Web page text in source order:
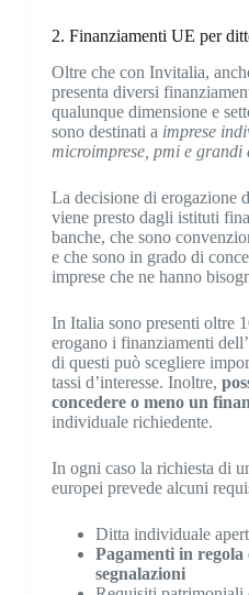
2. Finanziamenti UE per
Oltre che con Invitalia,
presenta diversi
qualunque dimensione e
sono destinati a imprese
microimprese, pmi e grandi
La decisione di erogazione
viene presto dagli istituti
banche, che sono
e che sono in grado di
imprese che ne hanno
In Italia sono presenti oltre
erogano i finanziamenti
di questi può scegliere
tassi d’interesse. Inoltre,
concedere o meno un
individuale richiedente.
In ogni caso la richiesta di
europei prevede alcuni
Ditta individuale
Pagamenti in regola
segnalazioni